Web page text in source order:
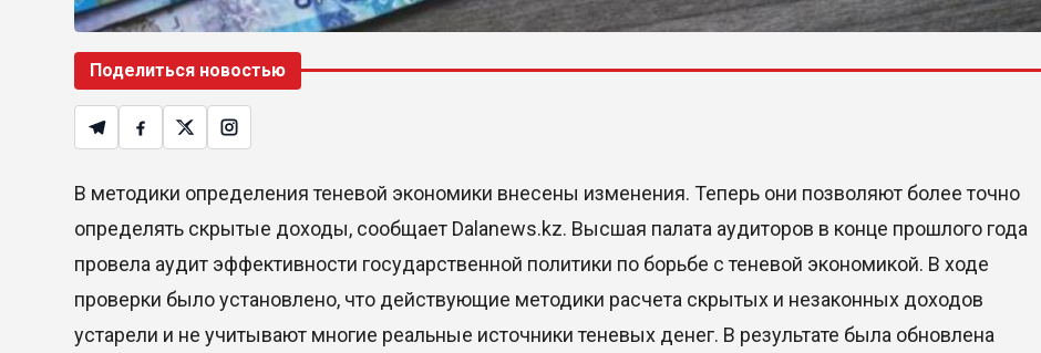
Поделиться новостью
В методики определения теневой экономики внесены изменения. Теперь они позволяют более точно
определять скрытые доходы, сообщает Dalanews.kz. Высшая палата аудиторов в конце прошлого года
провела аудит эффективности государственной политики по борьбе с теневой экономикой. В ходе
проверки было установлено, что действующие методики расчета скрытых и незаконных доходов
устарели и не учитывают многие реальные источники теневых денег. В результате была обновлена